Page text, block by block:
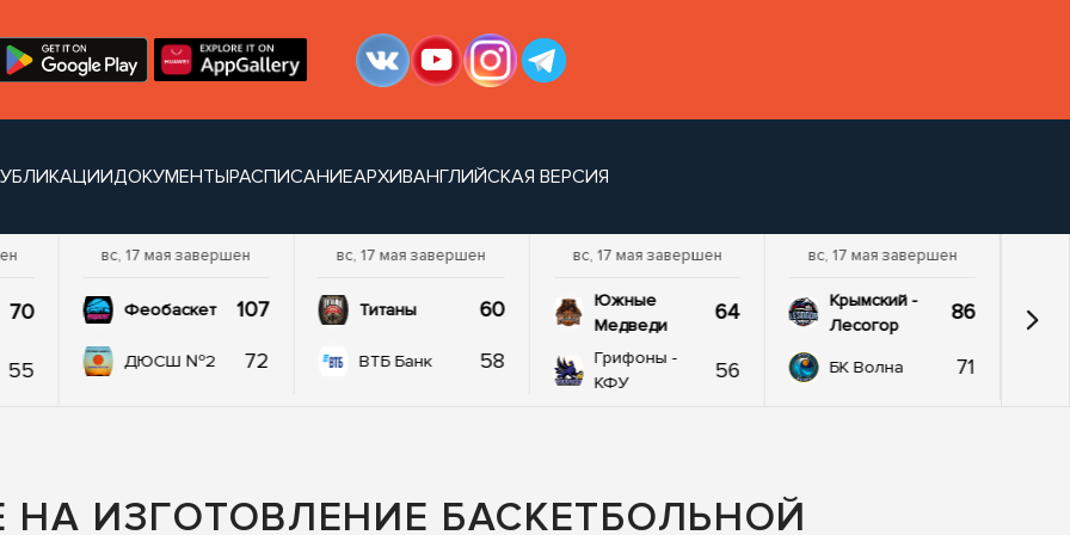
ДОКУМЕНТЫРАСПИСАНИЕАРХИВАНГЛИЙСКАЯ ВЕРСИЯ
70
55
вс, 17 мая завершен
Феобаскет 107
ДЮСШ №2 72
вс, 17 мая завершен
Титаны 60
ВТБ Банк 58
вс, 17 мая завершен
Южные
Медведи
64
Грифоны -
КФУ
56
вс, 17 мая завершен
Крымский -
Лесогор
86
БК Волна 71
ИЗГОТОВЛЕНИЕ БАСКЕТБОЛЬНОЙ